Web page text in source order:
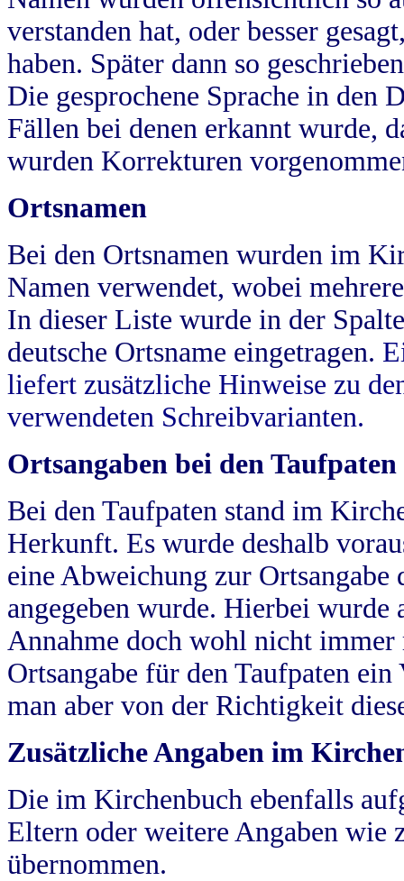
verstanden hat, oder besser
haben. Später dann so
Die gesprochene Sprache in
Fällen bei denen erkannt wurde,
wurden Korrekturen
Ortsnamen
Bei den Ortsnamen wurden im
Namen verwendet, wobei
In dieser Liste wurde in der
deutsche Ortsname eingetragen.
liefert zusätzliche Hinweise zu
verwendeten Schreibvarianten.
Ortsangaben bei den Taufpaten
Bei den Taufpaten stand im
Herkunft. Es wurde deshalb
eine Abweichung zur
angegeben wurde. Hierbei wurde
Annahme doch wohl nicht
Ortsangabe für den Taufpaten
man aber von der Richtigkeit
Zusätzliche Angaben im
Die im Kirchenbuch ebenfalls
Eltern oder weitere Angaben wie
übernommen.